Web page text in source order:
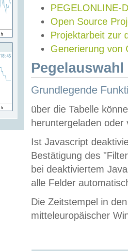
PEGELONLINE-
Open Source
Projektarbeit zur
Generierung von
Grundlegende
über die Tabelle
heruntergeladen oder
Ist Javascript
Bestätigung des
bei deaktiviertem
alle Felder
Die Zeitstempel in
mitteleuropäischer